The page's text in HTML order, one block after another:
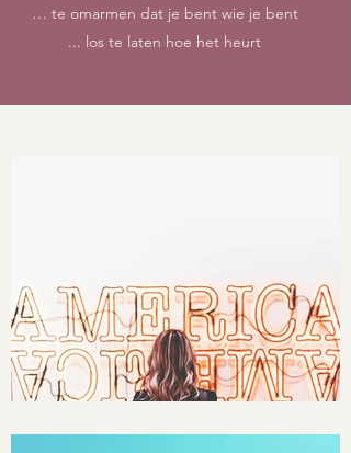
… te omarmen dat je bent wie je bent
... los te laten hoe het heurt